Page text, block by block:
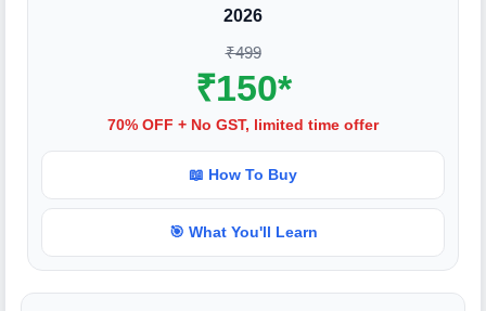
2026
₹499
₹150*
70% OFF + No GST, limited time offer
📖 How To Buy
🎯 What You'll Learn